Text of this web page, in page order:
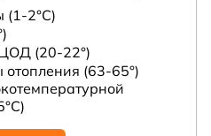
(1-2°С)
(20-22°)
(63-65°)